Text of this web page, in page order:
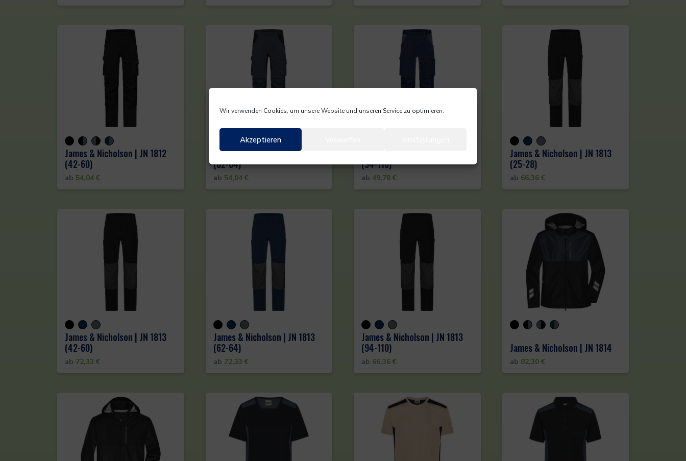
Wir verwenden Cookies, um unsere Website und unseren Service zu optimieren.
Akzeptieren
James & Nicholson | JN 1812
(42-60)
ab 54,04 €
James & Nicholson | JN 1812
(62-64)
ab 54,04 €
(94-110)
ab 49,78 €
James & Nicholson | JN 1813
(25-28)
ab 66,36 €
James & Nicholson | JN 1813
(42-60)
ab 72,33 €
James & Nicholson | JN 1813
(62-64)
ab 72,33 €
James & Nicholson | JN 1813
(94-110)
ab 66,36 €
James & Nicholson | JN 1814
ab 82,30 €